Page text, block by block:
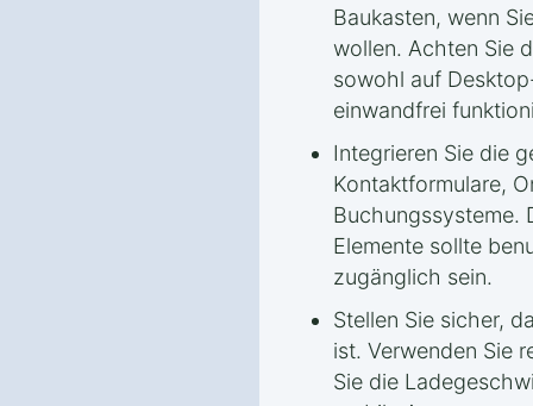
Baukasten, wenn
wollen. Achten Sie
sowohl auf
einwandfrei
Integrieren Sie die
Kontaktformulare,
Buchungssysteme.
Elemente sollte
zugänglich sein.
Stellen Sie sicher,
ist. Verwenden Sie
Sie die